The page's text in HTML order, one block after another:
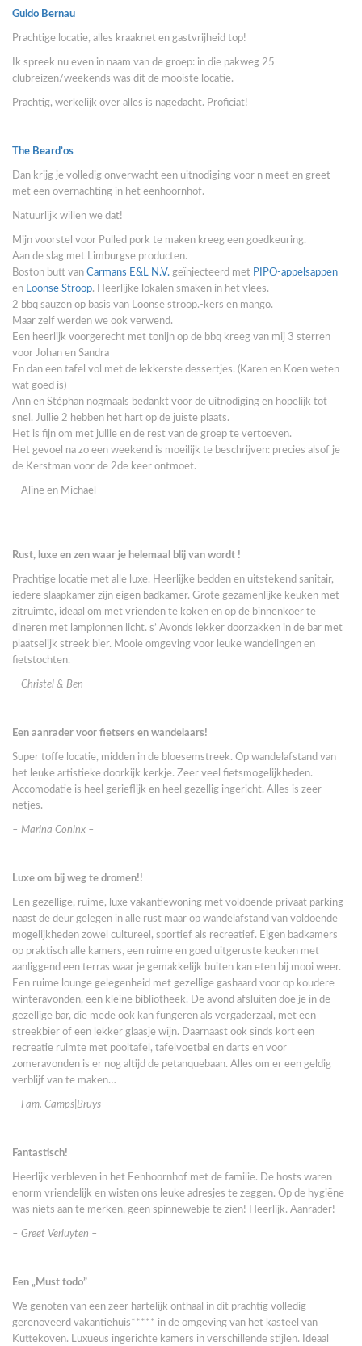
Guido Bernau
Prachtige locatie, alles kraaknet en gastvrijheid top!
Ik spreek nu even in naam van de groep: in die pakweg 25
clubreizen/weekends was dit de mooiste locatie.
Prachtig, werkelijk over alles is nagedacht. Proficiat!
The Beard’os
Dan krijg je volledig onverwacht een uitnodiging voor n meet en greet
met een overnachting in het eenhoornhof.
Natuurlijk willen we dat!
Mijn voorstel voor Pulled pork te maken kreeg een goedkeuring.
Aan de slag met Limburgse producten.
Boston butt van Carmans E&L N.V. geïnjecteerd met PIPO-appelsappen
en Loonse Stroop. Heerlijke lokalen smaken in het vlees.
2 bbq sauzen op basis van Loonse stroop.-kers en mango.
Maar zelf werden we ook verwend.
Een heerlijk voorgerecht met tonijn op de bbq kreeg van mij 3 sterren
voor Johan en Sandra
En dan een tafel vol met de lekkerste dessertjes. (Karen en Koen weten
wat goed is)
Ann en Stéphan nogmaals bedankt voor de uitnodiging en hopelijk tot
snel. Jullie 2 hebben het hart op de juiste plaats.
Het is fijn om met jullie en de rest van de groep te vertoeven.
Het gevoel na zo een weekend is moeilijk te beschrijven: precies alsof je
de Kerstman voor de 2de keer ontmoet.
– Aline en Michael-
Rust, luxe en zen waar je helemaal blij van wordt !
Prachtige locatie met alle luxe. Heerlijke bedden en uitstekend sanitair,
iedere slaapkamer zijn eigen badkamer. Grote gezamenlijke keuken met
zitruimte, ideaal om met vrienden te koken en op de binnenkoer te
dineren met lampionnen licht. s’ Avonds lekker doorzakken in de bar met
plaatselijk streek bier. Mooie omgeving voor leuke wandelingen en
fietstochten.
– Christel & Ben –
Een aanrader voor fietsers en wandelaars!
Super toffe locatie, midden in de bloesemstreek. Op wandelafstand van
het leuke artistieke doorkijk kerkje. Zeer veel fietsmogelijkheden.
Accomodatie is heel gerieflijk en heel gezellig ingericht. Alles is zeer
netjes.
– Marina Coninx –
Luxe om bij weg te dromen!!
Een gezellige, ruime, luxe vakantiewoning met voldoende privaat parking
naast de deur gelegen in alle rust maar op wandelafstand van voldoende
mogelijkheden zowel cultureel, sportief als recreatief. Eigen badkamers
op praktisch alle kamers, een ruime en goed uitgeruste keuken met
aanliggend een terras waar je gemakkelijk buiten kan eten bij mooi weer.
Een ruime lounge gelegenheid met gezellige gashaard voor op koudere
winteravonden, een kleine bibliotheek. De avond afsluiten doe je in de
gezellige bar, die mede ook kan fungeren als vergaderzaal, met een
streekbier of een lekker glaasje wijn. Daarnaast ook sinds kort een
recreatie ruimte met pooltafel, tafelvoetbal en darts en voor
zomeravonden is er nog altijd de petanquebaan. Alles om er een geldig
verblijf van te maken…
– Fam. Camps|Bruys –
Fantastisch!
Heerlijk verbleven in het Eenhoornhof met de familie. De hosts waren
enorm vriendelijk en wisten ons leuke adresjes te zeggen. Op de hygiëne
was niets aan te merken, geen spinnewebje te zien! Heerlijk. Aanrader!
– Greet Verluyten –
Een „Must todo”
We genoten van een zeer hartelijk onthaal in dit prachtig volledig
gerenoveerd vakantiehuis***** in de omgeving van het kasteel van
Kuttekoven. Luxueus ingerichte kamers in verschillende stijlen. Ideaal